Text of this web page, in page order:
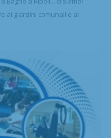
ai giardini comunali e al